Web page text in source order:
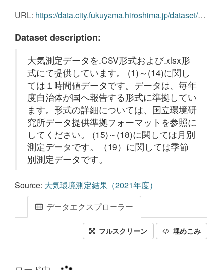
URL: https://data.city.fukuyama.hiroshima.jp/dataset/71e08d3d-39d3-497a-8d4a-f3ec7f0da856/resource/69709958-a718-4a3d-8eb9-57a9a37ced75/download/j342021_24-hum.csv
Dataset description:
大気測定データを.CSV形式および.xlsx形
式にて提供しています。 (1)～(14)に関し
ては１時間値データです。データは、毎年
度自治体が国へ報告する形式に準拠してい
ます。形式の詳細については、国立環境研
究所データ提供準拠フォーマットを参照に
してください。 (15)～(18)に関しては月別
測定データです。（19）に関しては季節
別測定データです。
Source: 大気環境測定結果（2021年度）
データエクスプローラー
フルスクリーン 埋めこみ